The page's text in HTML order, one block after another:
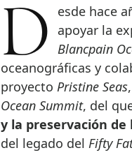
Desde hace años, Blancpain ha impulsado proyectos con los que
apoyar la
Blancpain
oceanográficas y
proyecto Pristine Seas
Ocean Summit, del
y la preservación de
del legado del Fifty